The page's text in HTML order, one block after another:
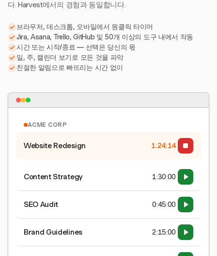
다. Harvest에서의 경험과 동일합니다.
브라우저, 데스크톱, 모바일에서 원클릭 타이머
Jira, Asana, Trello, GitHub 및 50개 이상의 도구 내에서 작동
시간 또는 시작/종료 — 선택은 당신의 몫
일, 주, 캘린더 보기로 모든 것을 파악
친절한 알림으로 빠뜨리는 시간 없이
ACME CORP
Website Redesign 1:24:15
Content Strategy 1:30:00
SEO Audit 0:45:00
Brand Guidelines 2:15:00